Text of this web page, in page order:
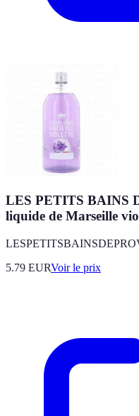
LES PETITS BAINS
liquide de Marseille
5.79 EURVoir le prix